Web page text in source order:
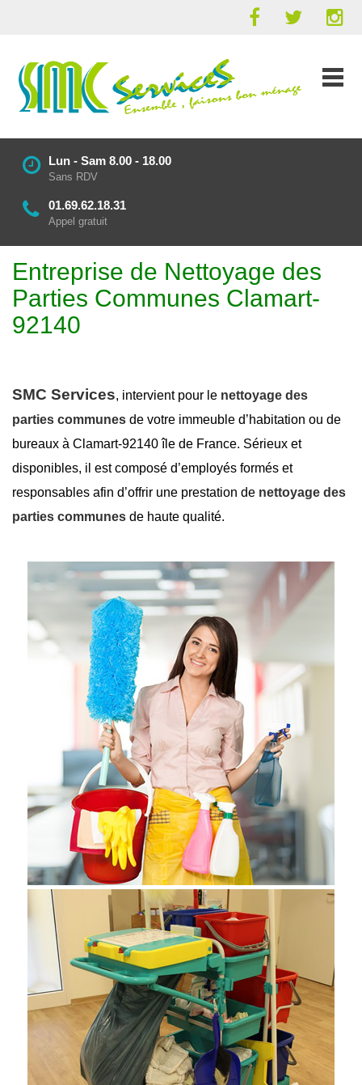
Lun - Sam 8.00 - 18.00
Sans RDV
01.69.62.18.31
Appel gratuit
Entreprise de Nettoyage des
Parties Communes Clamart-
92140
SMC Services, intervient pour le nettoyage des
parties communes de votre immeuble d’habitation ou de
bureaux à Clamart-92140 île de France. Sérieux et
disponibles, il est composé d’employés formés et
responsables afin d’offrir une prestation de nettoyage des
parties communes de haute qualité.